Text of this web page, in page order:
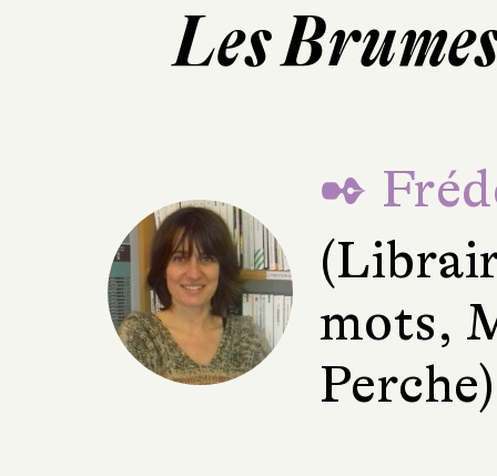
Les
✒
mots,
Perche)